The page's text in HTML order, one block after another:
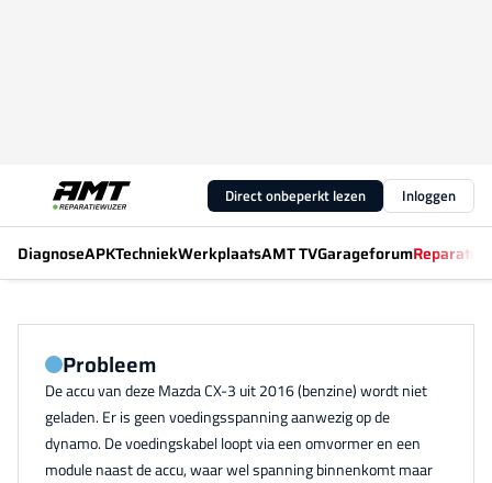
Direct onbeperkt lezen Inloggen
DiagnoseAPKTechniekWerkplaatsAMT TVGarageforum
Probleem
De accu van deze Mazda CX-3 uit 2016 (benzine) wordt niet
geladen. Er is geen voedingsspanning aanwezig op de
dynamo. De voedingskabel loopt via een omvormer en een
module naast de accu, waar wel spanning binnenkomt maar